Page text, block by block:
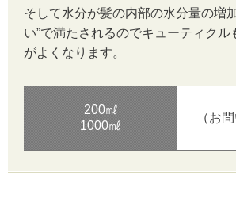
そして水分が髪の内部の水分量の増
い”で満たされるのでキューティクル
がよくなります。
200㎖
1000㎖
（お